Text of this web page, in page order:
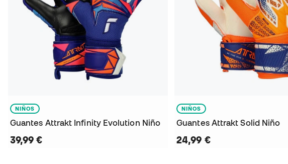
NIÑOS
Guantes Attrakt Infinity Evolution Niño
39,99 €
NIÑOS
Guantes Attrakt Solid Niño
24,99 €